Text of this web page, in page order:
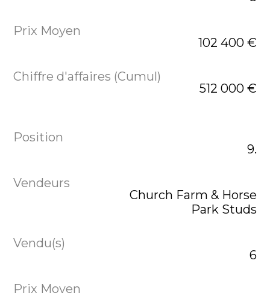
102 400 €
512 000 €
9.
Church Farm & Horse
Park Studs
6